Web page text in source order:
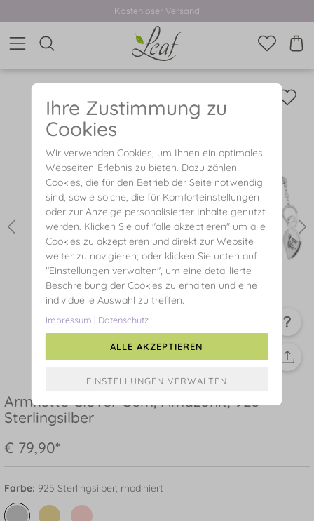
Kostenloser Versand
Armkette Clover Gem, Amazonit, 925
Sterlingsilber
€ 79,90*
Farbe: 925 Sterlingsilber, rhodiniert
Ihre Zustimmung zu
Cookies
Wir verwenden Cookies, um Ihnen ein optimales
Webseiten-Erlebnis zu bieten. Dazu zählen
Cookies, die für den Betrieb der Seite notwendig
sind, sowie solche, die für Komforteinstellungen
oder zur Anzeige personalisierter Inhalte genutzt
werden. Klicken Sie auf "alle akzeptieren" um alle
Cookies zu akzeptieren und direkt zur Website
weiter zu navigieren; oder klicken Sie unten auf
"Einstellungen verwalten", um eine detaillierte
Beschreibung der Cookies zu erhalten und eine
individuelle Auswahl zu treffen.
Impressum | Datenschutz
ALLE AKZEPTIEREN